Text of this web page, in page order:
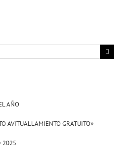
AÑO
AVITUALLAMIENTO GRATUITO»
2025